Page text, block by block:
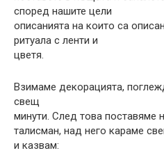
според нашите цели
описанията на които са
ритуала с ленти и
цветя.
Взимаме декорацията,
свещ
минути. След това поставяме
талисман, над него караме
и казвам: